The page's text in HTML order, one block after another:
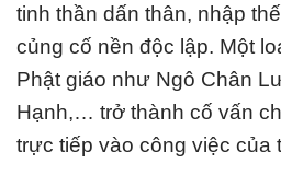
tinh thần dấn thân, nhập
củng cố nền độc lập. Một
Phật giáo như Ngô Chân
Hạnh,… trở thành cố vấn
trực tiếp vào công việc của